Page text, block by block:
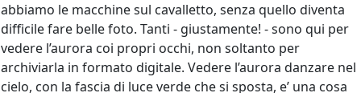
abbiamo le macchine sul cavalletto, senza quello diventa
difficile fare belle foto. Tanti - giustamente! - sono qui per
vedere l’aurora coi propri occhi, non soltanto per
archiviarla in formato digitale. Vedere l’aurora danzare nel
cielo, con la fascia di luce verde che si sposta, e’ una cosa